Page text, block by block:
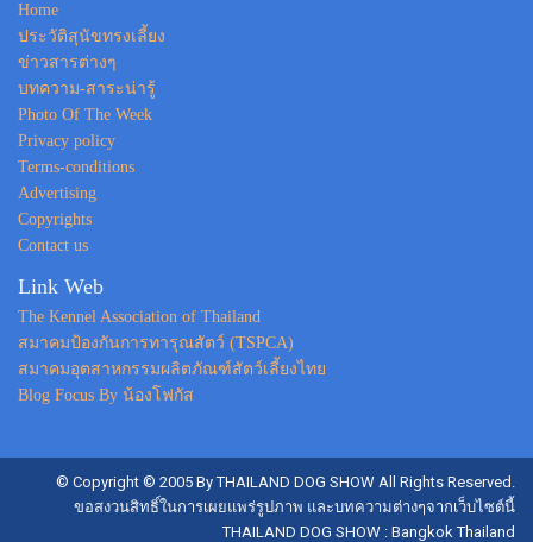
Home
ประวัติสุนัขทรงเลี้ยง
ข่าวสารต่างๆ
บทความ-สาระน่ารู้
Photo Of The Week
Privacy policy
Terms-conditions
Advertising
Copyrights
Contact us
Link Web
The Kennel Association of Thailand
สมาคมป้องกันการทารุณสัตว์ (TSPCA)
สมาคมอุตสาหกรรมผลิตภัณฑ์สัตว์เลี้ยงไทย
Blog Focus By น้องโฟกัส
© Copyright © 2005 By THAILAND DOG SHOW All Rights Reserved.
ขอสงวนสิทธิ์ในการเผยแพร่รูปภาพ และบทความต่างๆจากเว็บไซต์นี้
THAILAND DOG SHOW : Bangkok Thailand